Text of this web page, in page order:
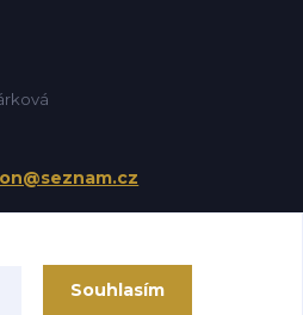
Souhlasím